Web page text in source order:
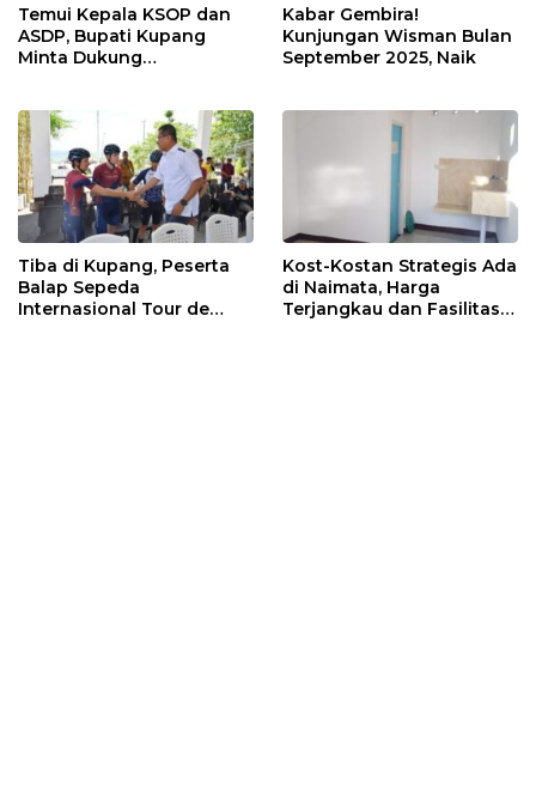
Temui Kepala KSOP dan
ASDP, Bupati Kupang
Minta Dukung
Keduanya
Kabar Gembira!
Kunjungan Wisman Bulan
September 2025, Naik
Tiba di Kupang, Peserta
Balap Sepeda
Internasional Tour de
Kost-Kostan Strategis Ada
di Naimata, Harga
Terjangkau dan Fasilitas